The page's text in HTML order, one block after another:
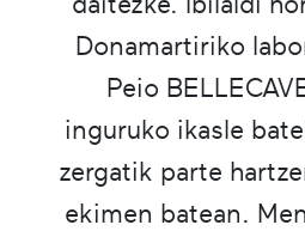
Donamartiriko
Peio
inguruko ikasle
zergatik parte
ekimen batean.